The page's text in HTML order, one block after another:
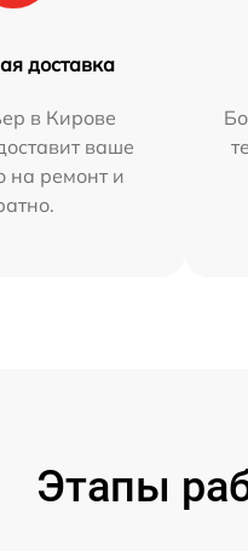
доставка
в Кирове
ваше
на ремонт и
Этапы